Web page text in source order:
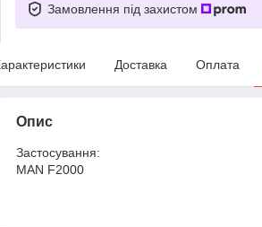
Замовлення під захистом
Доставка Оплата
Опис
Застосування:
MAN F2000